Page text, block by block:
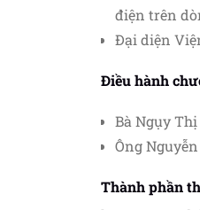
điện trên
Đại diện
Điều hành
Bà Ngụy
Ông
Thành phần